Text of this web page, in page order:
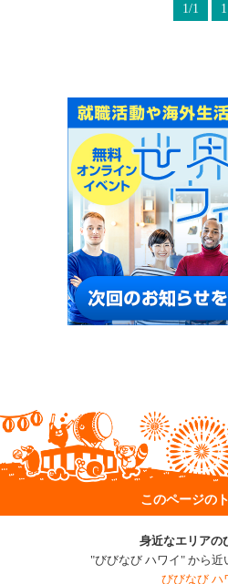
1/1 1
このページの
身近なエリアの
"びびなび ハワイ" から近
びびなび ハ